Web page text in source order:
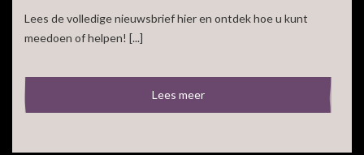
Lees de volledige nieuwsbrief hier en ontdek hoe u kunt
meedoen of helpen! [...]
Lees meer